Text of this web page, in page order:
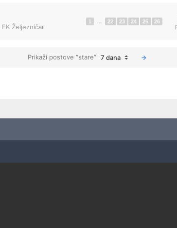
FK Željezničar
1 ... 22 23 24 25 26
Prikaži postove “stare” 7 dana